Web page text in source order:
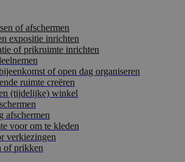
of afschermen
expositie inrichten
of prikruimte inrichten
of open dag organiseren
ruimte creëren
(tijdelijke) winkel
afschermen
voor om te kleden
verkiezingen
of prikken